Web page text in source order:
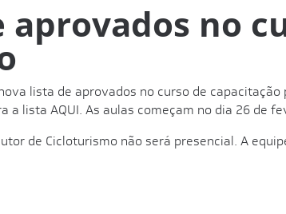
aprovados no
lista de aprovados no curso de capacitação
a lista AQUI. As aulas começam no dia 26 de
de Cicloturismo não será presencial. A